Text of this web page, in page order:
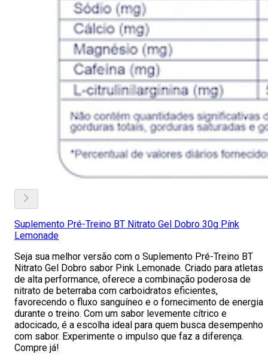
Suplemento Pré-Treino BT Nitrato Gel Dobro 30g Pínk
Lemonade
Seja sua melhor versão com o Suplemento Pré-Treino BT
Nitrato Gel Dobro sabor Pink Lemonade. Criado para atletas
de alta performance, oferece a combinação poderosa de
nitrato de beterraba com carboidratos eficientes,
favorecendo o fluxo sanguíneo e o fornecimento de energia
durante o treino. Com um sabor levemente cítrico e
adocicado, é a escolha ideal para quem busca desempenho
com sabor. Experimente o impulso que faz a diferença.
Compre já!